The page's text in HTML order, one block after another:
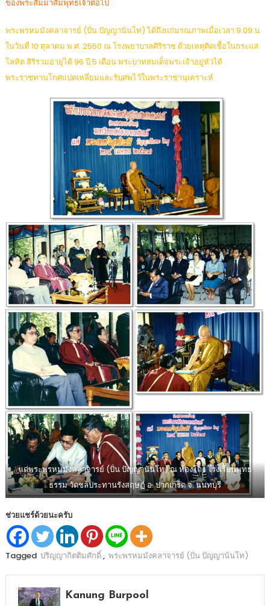
ของพระสัมมาสัมพุทธเจ้าต่อไป
พระพรหมมังคลาจารย์ (ปั่น ปัญญานันโท) ได้ถึงแก่มรณภาพเมื่อเวลา 9.09 น.
ในวันที่ 10 ตุลาคม พ.ศ. 2550 ณ โรงพยาบาลศิริราช ด้วยเหตุติดเชื้อในกระแส
โลหิต สิริรวมอายุได้ 96 ปี 5 เดือน พระบาทสมเด็จพระเจ้าอยู่หัวได้
พระราชทานโกศแปดเหลี่ยมและรับศพไว้ในพระราชานุเคราะห์
แด่พระพรหมมังคลาจารย์ (ปั่น ปัญญานันโท) ณ ห้องโถง โรงเรียนพุทธ
ธรรม วัดชลประทานรังสฤษฏ์ อ. ปากเกร็ด จ. นนทบุรี
ช่วยแชร์ด้วยนะครับ
Tagged ปริญญากิตติมศักดิ์, พระพรหมมังคลาจารย์ (ปั่น ปัญญานันโท)
Kanung Burpool